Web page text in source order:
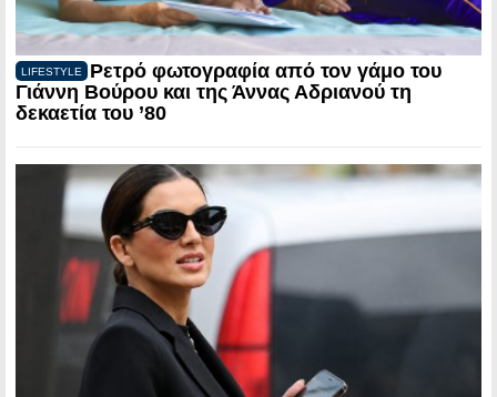
LIFESTYLE
Ρετρό φωτογραφία από τον γάμο του
Γιάννη Βούρου και της Άννας Αδριανού τη
δεκαετία του ’80